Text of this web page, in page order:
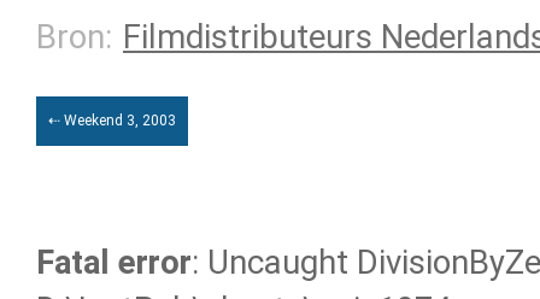
Bron: Filmdistributeurs
⇠ Weekend 3, 2003
Fatal error: Uncaught